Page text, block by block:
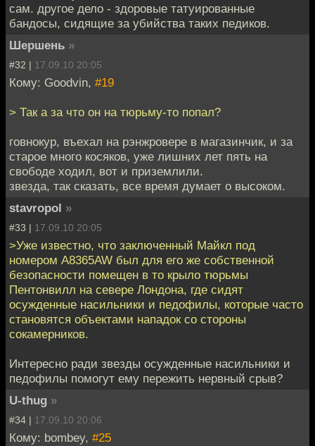
сам. другое дело - здоровые татуированные
бандосы, сидящие за убийства таких педиков.
Шершень »
#32 | 17.09.10 20:05
Кому: Goodvin, #19
> Так а за что он на тюрьму-то попал?
говнокур, въехал на рэнжровере в магазинчик, и за
старое много косяков, уже лишних лет пять на
свободе ходил, вот и приземлили.
звезда, так сказать, все время думает о высоком.
stavropol »
#33 | 17.09.10 20:05
>Уже известно, что заключенный Майкл под
номером A8365AW был для его же собственной
безопасности помещен в то крыло тюрьмы
Пентонвилл на севере Лондона, где сидят
осужденные насильники и педофилы, которые часто
становятся объектами нападок со стороны
сокамерников.
Интересно ради звезды осужденные насильники и
педофилы помогут ему пережить нервный срыв?
U-thug »
#34 | 17.09.10 20:06
Кому: bombey, #25